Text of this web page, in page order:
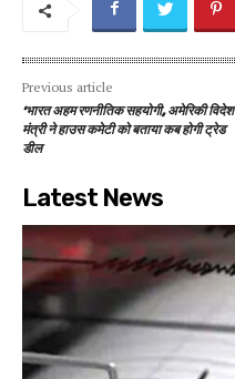
Previous article
‘भारत अहम रणनीतिक सहयोगी, अमेरिकी विदेश
मंत्री ने हाउस कमेटी को बताया कब होगी ट्रेड
डील
Latest News